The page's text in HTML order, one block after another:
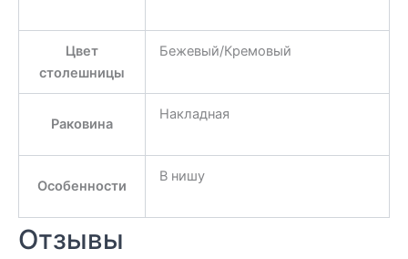
Цвет
столешницы
Бежевый/Кремовый
Раковина
Накладная
Особенности
В нишу
Отзывы